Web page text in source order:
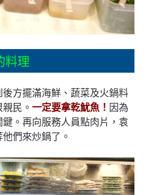
料理
方擺滿海鮮、蔬菜及火鍋料
民。 一定要拿乾魷魚！ 因為
。再向服務人員點肉片，袁
們來炒鍋了。